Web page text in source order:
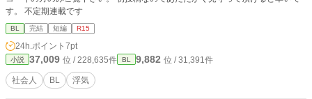
す。 不定期連載です
BL 完結 短編 R15
24h.ポイント 7pt
小説 37,009 位 / 228,635件 BL 9,882 位 / 31,391件
社会人 BL 浮気